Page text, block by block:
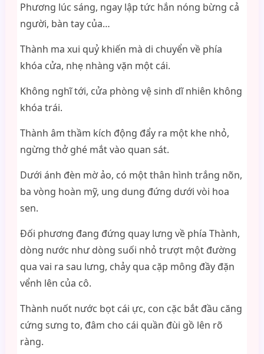
Phương lúc sáng, ngay lập tức hắn nóng bừng cả
người, bàn tay của…
Thành ma xui quỷ khiến mà di chuyển về phía
khóa cửa, nhẹ nhàng vặn một cái.
Không nghĩ tới, cửa phòng vệ sinh dĩ nhiên không
khóa trái.
Thành âm thầm kích động đẩy ra một khe nhỏ,
ngừng thở ghé mắt vào quan sát.
Dưới ánh đèn mờ ảo, có một thân hình trắng nõn,
ba vòng hoàn mỹ, ung dung đứng dưới vòi hoa
sen.
Đối phương đang đứng quay lưng về phía Thành,
dòng nước như dòng suối nhỏ trượt một đường
qua vai ra sau lưng, chảy qua cặp mông đầy đặn
vểnh lên của cô.
Thành nuốt nước bọt cái ực, con cặc bắt đầu căng
cứng sưng to, đâm cho cái quần đùi gồ lên rõ
ràng.